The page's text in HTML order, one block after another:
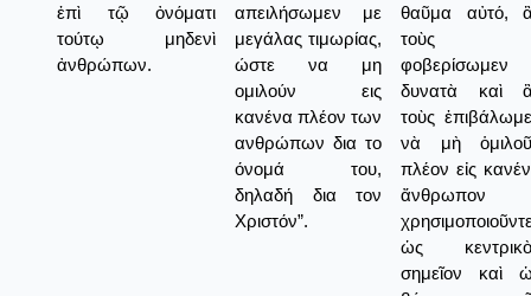
ἐπὶ τῷ ὀνόματι
τούτῳ μηδενὶ
ἀνθρώπων.
απειλήσωμεν με
μεγάλας τιμωρίας,
ώστε να μη
ομιλούν εις
κανένα πλέον των
ανθρώπων δια το
όνομά του,
δηλαδή δια τον
Χριστόν”.
θαῦμα αὐτό,
τοὺς
φοβερίσωμεν
δυνατὰ καὶ
τοὺς
νὰ μὴ
πλέον εἰς
ἄνθρωπον
ὡς
σημεῖον καὶ